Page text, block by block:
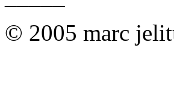
© 2005 marc